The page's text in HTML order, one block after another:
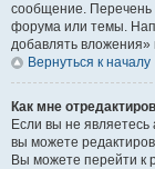
сообщение. Перечень
форума или темы.
добавлять вложения»
Вернуться к началу
Как мне
Если вы не
вы можете
Вы можете перейти к